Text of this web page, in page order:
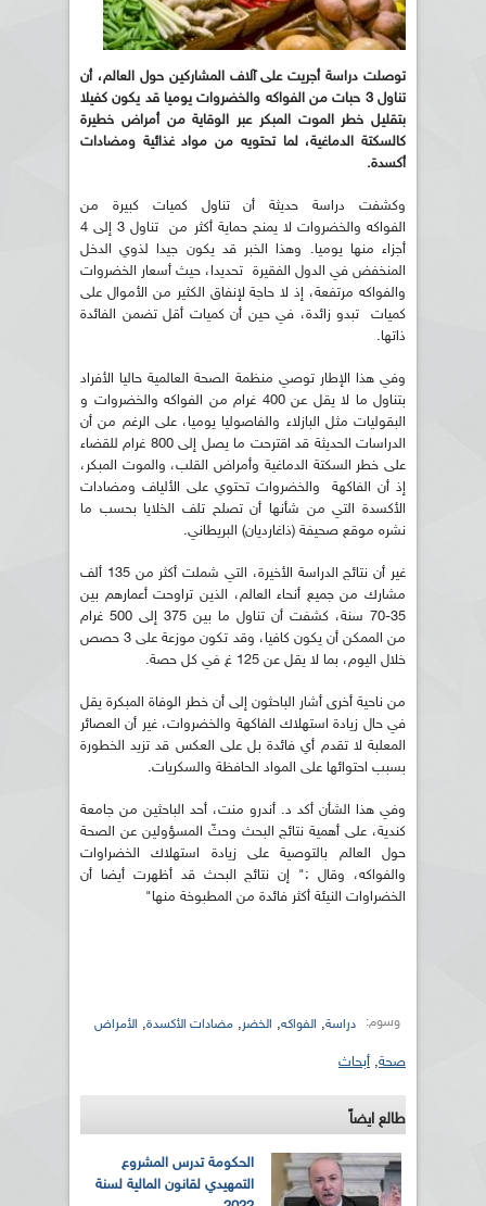
توصلت دراسة أجريت على آلاف المشاركين حول العالم، أن
تناول 3
حباتمن الفواكه والخضروات يوميا قد يكون كفيلا
بتقليل خطر الموت المبكر عبر الوقاية من أمراض خطيرة
كالسكتة الدماغية، لما تحتويه من مواد غذائية ومضادات
أكسدة.
وكشفت دراسة حديثة أن تناول كميات كبيرة من
الفواكه والخضروات لا يمنح حماية أكثر من تناول 3 إلى 4
أجزاء منها يوميا. وهذا الخبر قد يكون جيدا لذوي الدخل
المنخفض في الدول الفقيرة تحديدا، حيث أسعار الخضروات
والفواكه مرتفعة، إذ لا حاجة لإنفاق الكثير من الأموال على
كميات تبدو زائدة، في حين أن كميات أقل تضمن الفائدة
ذاتها.
وفي هذا الإطار توصي منظمة الصحة العالمية حاليا الأفراد
بتناول ما لا يقل عن 400 غرام من الفواكه والخضروات و
البقوليات مثل البازلاء والفاصوليا يوميا، على الرغم من أن
الدراسات الحديثة قد اقترحت ما يصل إلى 800 غرام للقضاء
على خطر السكتة الدماغية وأمراض القلب، والموت المبكر،
إذ أن الفاكهة والخضروات تحتوي على الألياف ومضادات
الأكسدة التي من شأنها أن تصلح تلف الخلايا بحسب ما
نشره موقع صحيفة (ذاغارديان) البريطاني.
غير أن نتائج الدراسة الأخيرة، التي شملت أكثر من 135 ألف
مشارك من جميع أنحاء العالم، الذين تراوحت أعمارهم بين
35-70 سنة، كشفت أن تناول ما بين 375 إلى 500 غرام
من الممكن أن يكون كافيا، وقد تكون موزعة على 3 حصص
خلال اليوم، بما لا يقل عن 125 غ في كل حصة.
من ناحية أخرى أشار الباحثون إلى أن خطر الوفاة المبكرة يقل
في حال زيادة استهلاك الفاكهة والخضروات، غير أن العصائر
المعلبة لا تقدم أي فائدة بل على العكس قد تزيد الخطورة
بسبب احتوائها على المواد الحافظة والسكريات.
وفي هذا الشأن أكد د. أندرو منت، أحد الباحثين من جامعة
كندية، على أهمية نتائج البحث وحثّ المسؤولين عن الصحة
حول العالم بالتوصية على زيادة استهلاك الخضراوات
والفواكه، وقال :" إن نتائج البحث قد أظهرت أيضا أن
الخضراوات النيئة أكثر فائدة من المطبوخة منها"
وسوم: دراسة, الفواكه, الخضر, مضادات الأكسدة, الأمراض
صحة, أبحاث
طالع ايضاً
الحكومة تدرس المشروع
التمهيدي لقانون المالية لسنة